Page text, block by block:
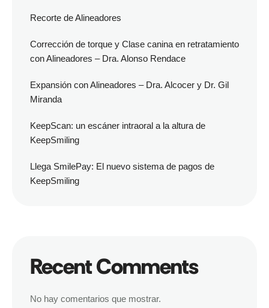
Recorte de Alineadores
Corrección de torque y Clase canina en retratamiento
con Alineadores – Dra. Alonso Rendace
Expansión con Alineadores – Dra. Alcocer y Dr. Gil
Miranda
KeepScan: un escáner intraoral a la altura de
KeepSmiling
Llega SmilePay: El nuevo sistema de pagos de
KeepSmiling
Recent Comments
No hay comentarios que mostrar.